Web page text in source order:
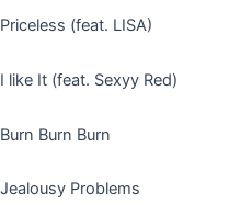
Priceless (feat. LISA)
I like It (feat. Sexyy Red)
Burn Burn Burn
Jealousy Problems